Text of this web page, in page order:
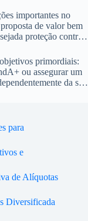
importantes no
de valor bem
proteção contra
primordiais:
ou assegurar um
da sua
para
e
de Alíquotas
Diversificada